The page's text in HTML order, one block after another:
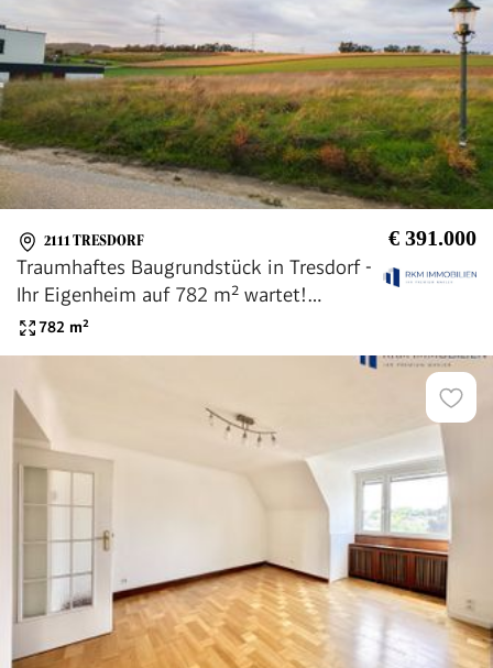
2111 TRESDORF € 391.000
Traumhaftes Baugrundstück in Tresdorf -
Ihr Eigenheim auf 782 m² wartet!
391.000 €
782 m²